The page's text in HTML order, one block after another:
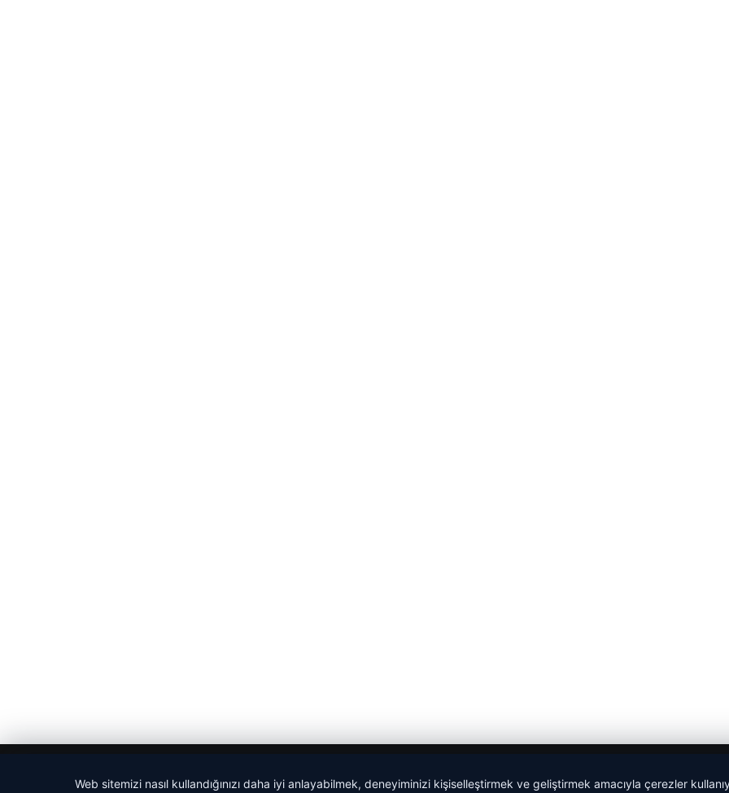
Web sitemizi nasıl kullandığınızı daha iyi anlayabilmek, deneyiminizi kişiselleştirmek ve geliştirmek amacıyla çerezler